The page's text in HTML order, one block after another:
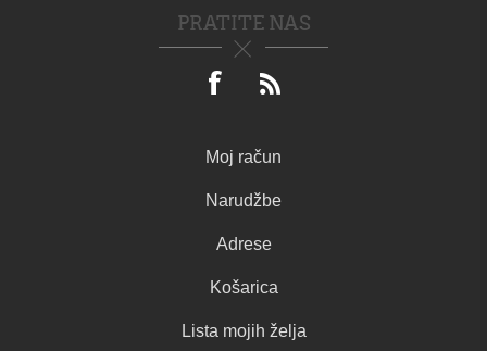
PRATITE NAS
Moj račun
Narudžbe
Adrese
Košarica
Lista mojih želja